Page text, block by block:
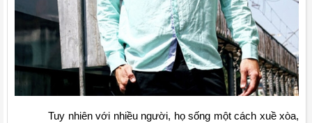
Tuy nhiên với nhiều người, họ sống một cách xuề xòa,